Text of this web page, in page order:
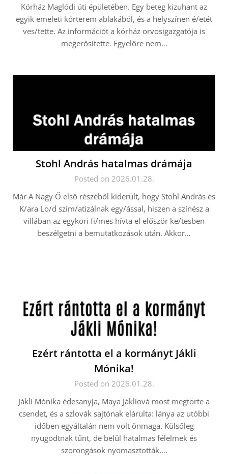
Kórház Maglódi úti épületében. Egy beteg kizuhant az
egyik emeleti kórterem ablakából, és a helyszínen é/etét
ves/tette. Az információt a kórház orvosigazgatója is
megerősítette. Egyelőre nem…
Stohl András hatalmas drámája
Posted on 2026.01.28.
Már A Nagy Ő első részéből kiderült, hogy Stohl András és
K/ara Lo/d szim/atizálnak egy/ással, hiszen a színész a
villában az egykori fi/mes hívta el először ke/tesben
beszélgetni a bemutatkozások után. Akkor…
Ezért rántotta el a kormányt Jákli
Mónika!
Posted on 2026.01.28.
Jákli Mónika édesanyja, Maya Jákliová most megtörte a
csendet, és a szlovák sajtónak elárulta: lánya az utóbbi
időben egyáltalán nem volt önmaga. Külsőleg
nyugodtnak tűnt, de belül hatalmas félelmek és
szorongások nyomasztották….